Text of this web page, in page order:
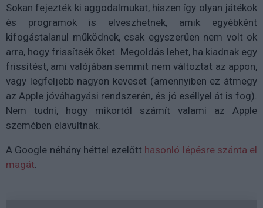
Sokan fejezték ki aggodalmukat, hiszen így olyan játékok
és programok is elveszhetnek, amik egyébként
kifogástalanul működnek, csak egyszerűen nem volt ok
arra, hogy frissítsék őket. Megoldás lehet, ha kiadnak egy
frissítést, ami valójában semmit nem változtat az appon,
vagy legfeljebb nagyon keveset (amennyiben ez átmegy
az Apple jóváhagyási rendszerén, és jó eséllyel át is fog).
Nem tudni, hogy mikortól számít valami az Apple
szemében elavultnak.
A Google néhány héttel ezelőtt hasonló lépésre szánta el
magát